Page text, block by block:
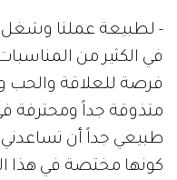
- لطبيعة عملنا وشغل
في الكثير من
فرصة للعلاقة والحب
متذوقة جداً ومحترفة
طبيعي جداً أن تساعدني
كونها مختصة في هذا